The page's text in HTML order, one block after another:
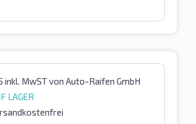
inkl. MwSTvon Auto-Raifen GmbH
LAGER